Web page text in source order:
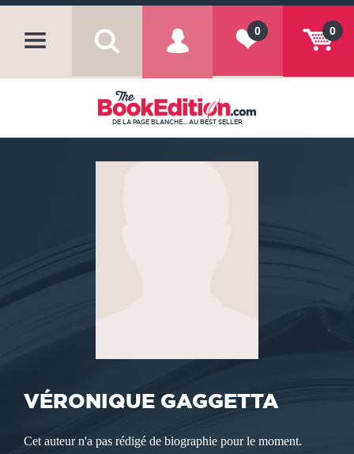
0
0
DE LA PAGE BLANCHE... AU BEST SELLER
VÉRONIQUE GAGGETTA
Cet auteur n'a pas rédigé de biographie pour le moment.